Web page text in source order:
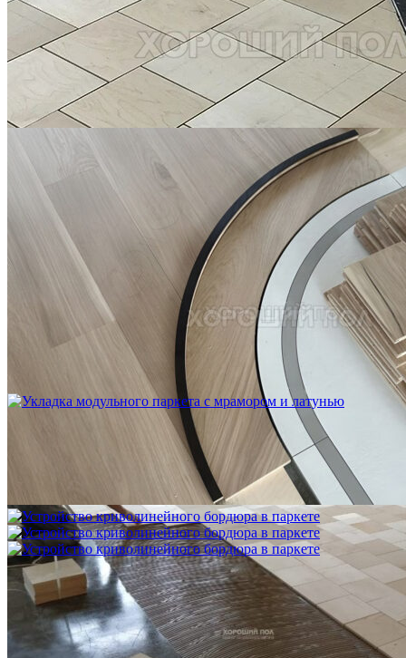
Межслойная шлифовка паркета
1 200 ₽
Устройство криволинейного бордюра в паркете
Укладка модульного паркета с мрамором и латунью
3 500 ₽